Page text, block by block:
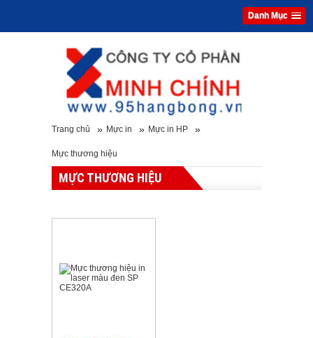
Danh Mục
Trang chủ » Mực in » Mực in HP »
Mực thương hiệu
MỰC THƯƠNG HIỆU